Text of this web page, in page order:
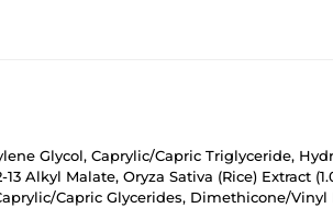
Glycol, Caprylic/Capric Triglyceride,
Alkyl Malate, Oryza Sativa (Rice) Extract
Capric Glycerides, Dimethicone/Vinyl